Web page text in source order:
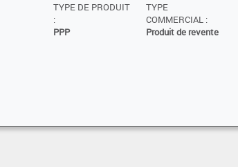
TYPE DE PRODUIT
:
PPP
TYPE
COMMERCIAL :
Produit de revente